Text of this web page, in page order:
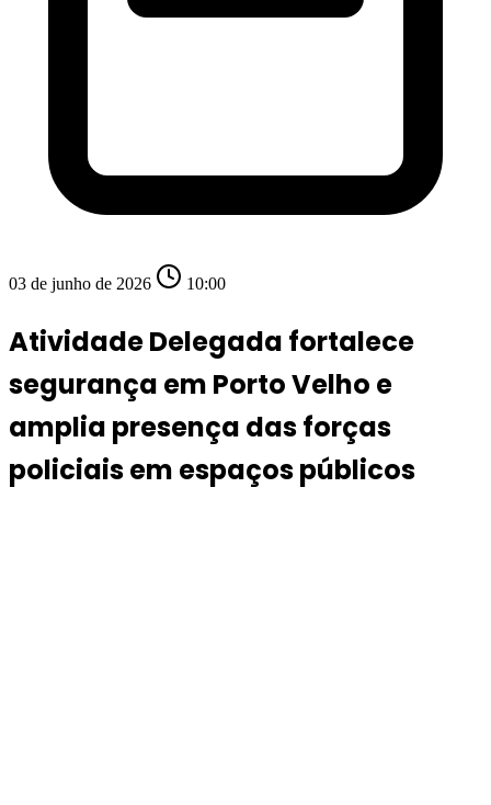
03 de junho de 2026 10:00
Atividade Delegada fortalece
segurança em Porto Velho e
amplia presença das forças
policiais em espaços públicos